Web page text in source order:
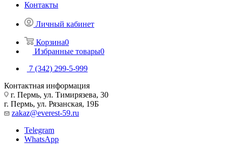
Контакты
Личный кабинет
Корзина0
Избранные товары0
7 (342) 299-5-999
Контактная информация
г. Пермь, ул. Тимирязева, 30
г. Пермь, ул. Рязанская, 19Б
zakaz@everest-59.ru
Telegram
WhatsApp